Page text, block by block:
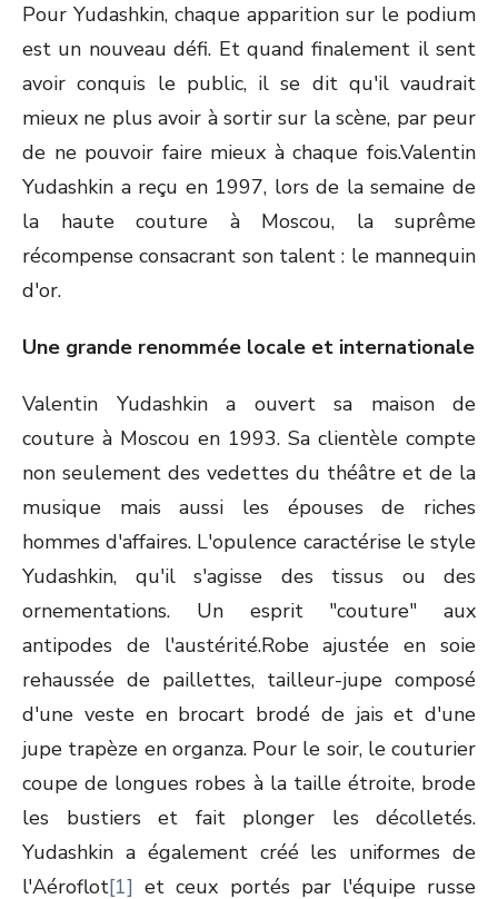
Pour Yudashkin, chaque apparition sur le podium
est un nouveau défi. Et quand finalement il sent
avoir conquis le public, il se dit qu'il vaudrait
mieux ne plus avoir à sortir sur la scène, par peur
de ne pouvoir faire mieux à chaque fois.Valentin
Yudashkin a reçu en 1997, lors de la semaine de
la haute couture à Moscou, la suprême
récompense consacrant son talent : le mannequin
d'or.
Une grande renommée locale et internationale
Valentin Yudashkin a ouvert sa maison de
couture à Moscou en 1993. Sa clientèle compte
non seulement des vedettes du théâtre et de la
musique mais aussi les épouses de riches
hommes d'affaires. L'opulence caractérise le style
Yudashkin, qu'il s'agisse des tissus ou des
ornementations. Un esprit "couture" aux
antipodes de l'austérité.Robe ajustée en soie
rehaussée de paillettes, tailleur-jupe composé
d'une veste en brocart brodé de jais et d'une
jupe trapèze en organza. Pour le soir, le couturier
coupe de longues robes à la taille étroite, brode
les bustiers et fait plonger les décolletés.
Yudashkin a également créé les uniformes de
l'Aéroflot[1] et ceux portés par l'équipe russe